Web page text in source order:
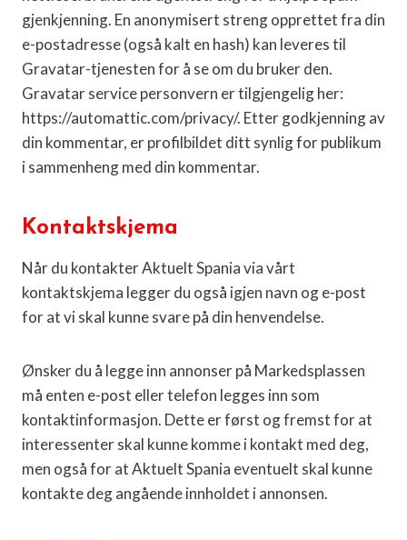
gjenkjenning. En anonymisert streng opprettet fra din
e-postadresse (også kalt en hash) kan leveres til
Gravatar-tjenesten for å se om du bruker den.
Gravatar service personvern er tilgjengelig her:
https://automattic.com/privacy/. Etter godkjenning av
din kommentar, er profilbildet ditt synlig for publikum
i sammenheng med din kommentar.
Kontaktskjema
Når du kontakter Aktuelt Spania via vårt
kontaktskjema legger du også igjen navn og e-post
for at vi skal kunne svare på din henvendelse.
Ønsker du å legge inn annonser på Markedsplassen
må enten e-post eller telefon legges inn som
kontaktinformasjon. Dette er først og fremst for at
interessenter skal kunne komme i kontakt med deg,
men også for at Aktuelt Spania eventuelt skal kunne
kontakte deg angående innholdet i annonsen.